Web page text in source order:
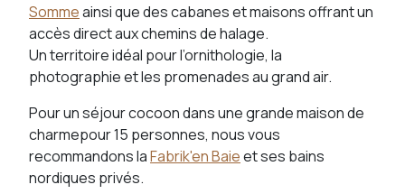
Sommeainsi que des cabanes et maisons offrant un
accès direct aux chemins de halage.
Un territoire idéal pour l’ornithologie, la
photographie et les promenades au grand air.
Pour un séjour cocoon dans une grande maison de
charmepour 15 personnes, nous vous
recommandons laFabrik'en Baieet ses bains
nordiques privés.